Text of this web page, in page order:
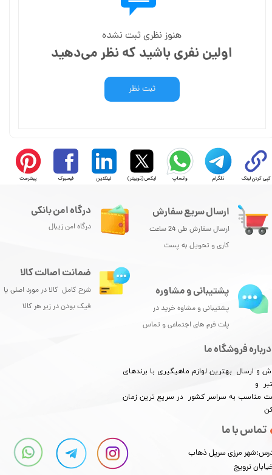
هنوز نظری ثبت نشده
اولین نفری باشید که نظر می‌دهید
ثبت نظر
کپی کردن لینک تلگرام واتساپ ایکس (توییتر) لینکدین فیسبوک پینترست
ارسال سریع سفارش
ارسال سفارش طی 24 ساعت
کاری و تحویل به پست
درباره فروشگاه ما
و ارسال بهترین لوازم ماهیگیری با برندهای
و
مناسب به سراسر کشور در سریع ترین زمان
تماس با ما
مرزی سرپل ذهاب
ترویج
درگاه امن بانکی
درگاه امن زیبال
پشتیبانی و مشاوره
پشتیبانی و مشاوه خرید در
پلت فرم های اجتماعی و تماس
ضمانت اصالت کالا
شرح کامل کالا در مورد اصلی یا
فیک بودن در زیر هر کالا